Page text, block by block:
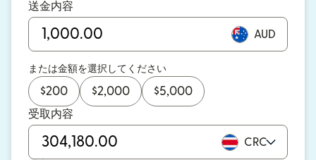
送金内容
AUD
または金額を選択してください
$200 $2,000 $5,000
受取内容
CRC